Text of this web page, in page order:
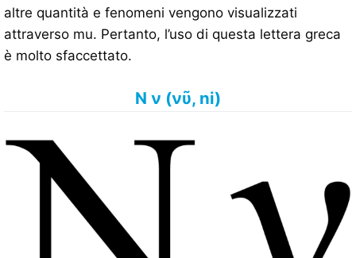
altre quantità e fenomeni vengono visualizzati
attraverso mu. Pertanto, l’uso di questa lettera greca
è molto sfaccettato.
Ν ν (νῦ, ni)